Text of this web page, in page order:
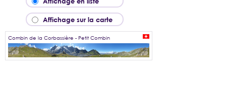
Affichage sur la carte
Combin de la Corbassière - Petit Combin